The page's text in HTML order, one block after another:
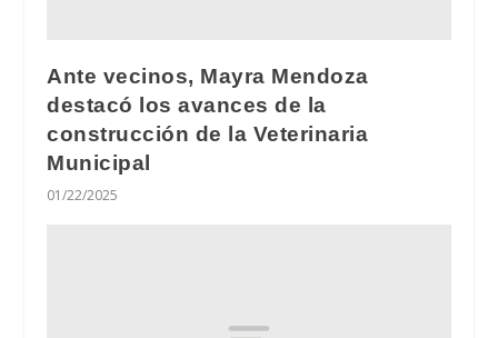
Ante vecinos, Mayra Mendoza
destacó los avances de la
construcción de la Veterinaria
Municipal
01/22/2025